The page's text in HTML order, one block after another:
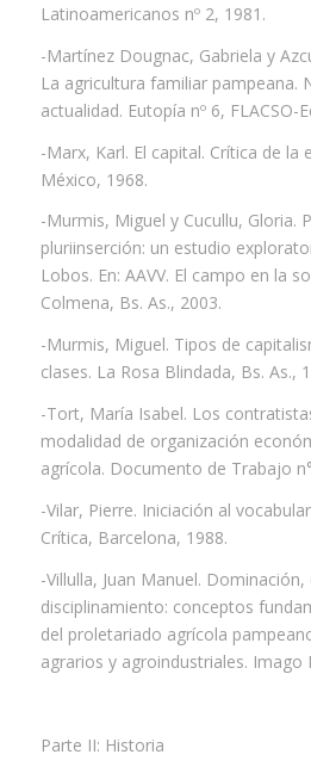
Latinoamericanos nº 2, 1981.
-Martínez Dougnac, Gabriela y
La agricultura familiar pampeana.
actualidad. Eutopía nº 6, FLACSO-
-Marx, Karl. El capital. Crítica de la
México, 1968.
-Murmis, Miguel y Cucullu, Gloria.
pluriinserción: un estudio
Lobos. En: AAVV. El campo en la
Colmena, Bs. As., 2003.
-Murmis, Miguel. Tipos de
clases. La Rosa Blindada, Bs. As.,
-Tort, María Isabel. Los
modalidad de organización
agrícola. Documento de Trabajo
-Vilar, Pierre. Iniciación al
Crítica, Barcelona, 1988.
-Villulla, Juan Manuel.
disciplinamiento: conceptos
del proletariado agrícola
agrarios y agroindustriales. Imago
Parte II: Historia